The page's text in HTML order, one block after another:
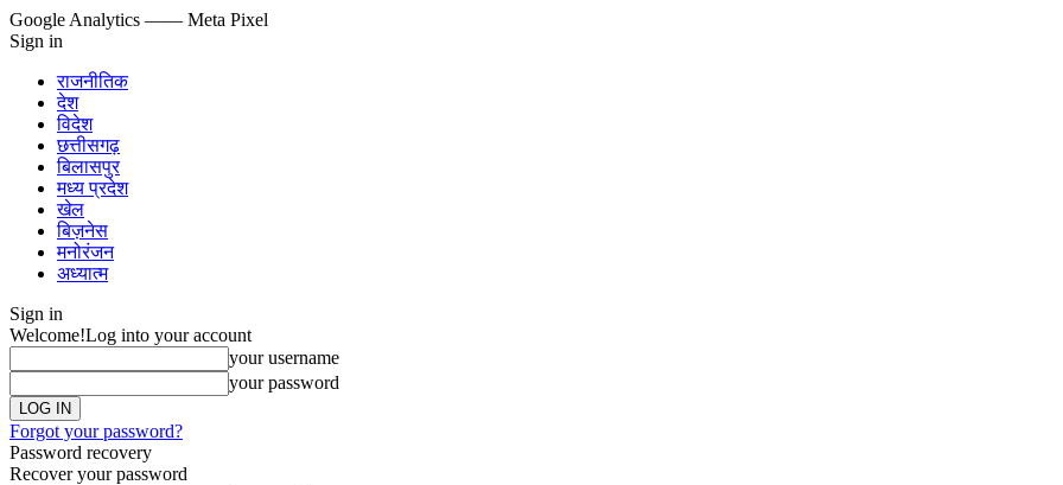
Google Analytics —— Meta Pixel
Sign in
राजनीतिक
देश
विदेश
छत्तीसगढ़
बिलासपुर
मध्य प्रदेश
खेल
बिज़नेस
मनोरंजन
अध्यात्म
Sign in
Welcome!Log into your account
your username
your password
Forgot your password?
Password recovery
Recover your password